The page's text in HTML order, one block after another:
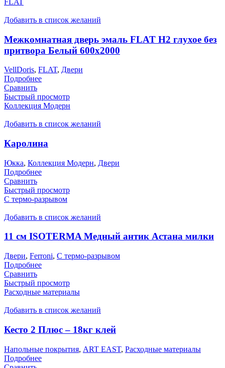
Добавить в список желаний
Межкомнатная дверь эмаль FLAT H2 глухое без
притвора Белый 600х2000
VellDoris, FLAT, Двери
Подробнее
Сравнить
Быстрый просмотр
Коллекция Модерн
Добавить в список желаний
Каролина
Юкка, Коллекция Модерн, Двери
Подробнее
Сравнить
Быстрый просмотр
С термо-разрывом
Добавить в список желаний
11 см ISOTERMA Медный антик Астана милки
Двери, Ferroni, С термо-разрывом
Подробнее
Сравнить
Быстрый просмотр
Расходные материалы
Добавить в список желаний
Кесто 2 Плюс – 18кг клей
Напольные покрытия, ART EAST, Расходные материалы
Подробнее